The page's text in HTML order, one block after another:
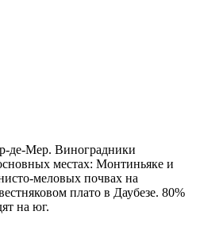
де-Мер. Виноградники
местах: Монтиньяке и
меловых почвах на
плато в Даубезе. 80%
на юг.